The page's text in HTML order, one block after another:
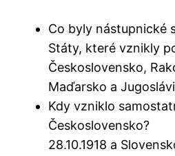
Co byly nástupnické
Státy, které vznikly
Československo,
Maďarsko a
Kdy vzniklo
Československo?
28.10.1918 a